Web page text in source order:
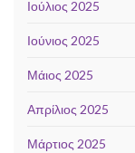
Ιούλιος 2025
Ιούνιος 2025
Μάιος 2025
Απρίλιος 2025
Μάρτιος 2025